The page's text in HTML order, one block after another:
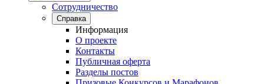
Сотрудничество
Справка
Информация
О проекте
Контакты
Публичная оферта
Разделы постов